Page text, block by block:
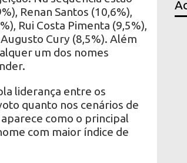
Renan Santos (10,6%),
Rui Costa Pimenta (9,5%),
Cury (8,5%). Além
um dos nomes
liderança entre os
quanto nos cenários de
como o principal
com maior índice de